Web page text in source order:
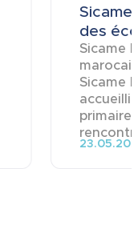
des
Sicame
Sicame